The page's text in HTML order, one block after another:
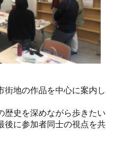
街地の作品を中心に案内し
歴史を深めながら歩きたい
後に参加者同士の視点を共